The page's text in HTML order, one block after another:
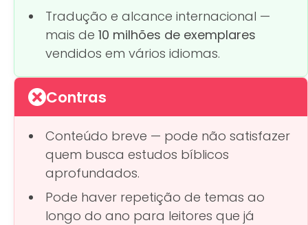
Tradução e alcance internacional —
mais de 10 milhões de exemplares
vendidos em vários idiomas.
Contras
Conteúdo breve — pode não satisfazer
quem busca estudos bíblicos
aprofundados.
Pode haver repetição de temas ao
longo do ano para leitores que já